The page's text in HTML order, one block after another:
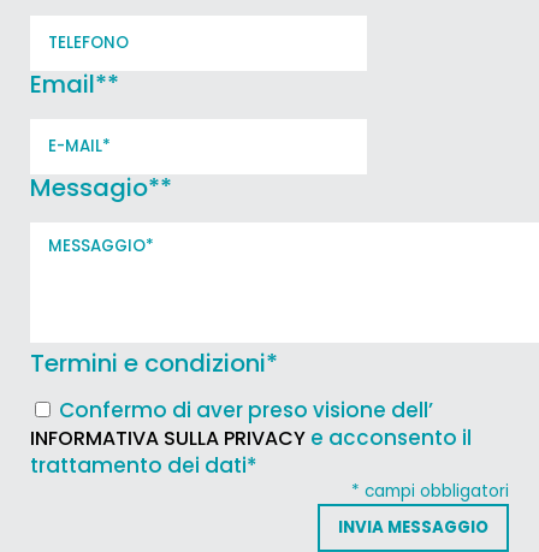
Email**
Messagio**
Termini e condizioni*
Confermo di aver preso visione dell’
INFORMATIVA SULLA PRIVACY e acconsento il
trattamento dei dati*
* campi obbligatori